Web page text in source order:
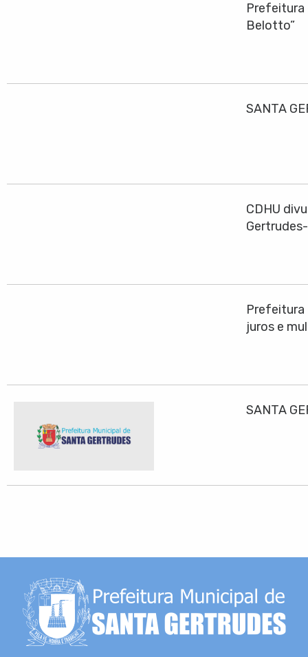
Prefeitura
Belotto”
SANTA
CDHU
Prefeitura
juros e
SANTA